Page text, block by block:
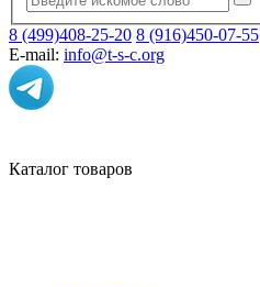
8 (499)408-25-20 8 (916)450-07-55
E-mail: info@t-s-c.org
Каталог товаров